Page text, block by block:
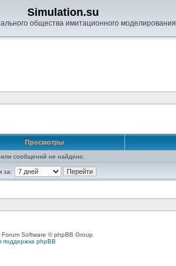
Simulation.su
общества имитационного моделирования
Просмотры
сообщений не найдено.
за:
Forum Software © phpBB Group
поддержка phpBB